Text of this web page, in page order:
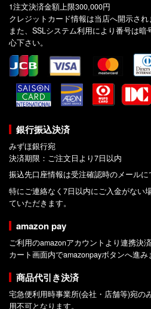
1注文決済金額上限300,000円
クレジットカード情報は当店へ開示され
また、SSLシステム利用により番号は
心下さい。
銀行振込決済
みずほ銀行宛
決済期限：ご注文日より7日以内
振込先口座情報は受注確認時のメールに
特にご連絡なく7日以内にご入金がない
ていただきます。
amazon pay
ご利用のamazonアカウントより連携決済
カート画面内でamazonpayボタンへ進み
商品代引き決済
宅急便利用時事業所(会社・店舗等)宛の
用不可となります。